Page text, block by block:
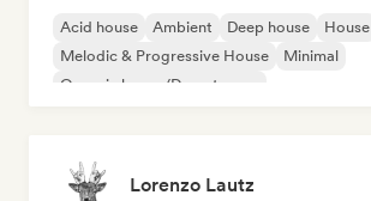
Acid house Ambient Deep house House
Melodic & Progressive House
Minimal
Organic house/Downtempo
Lorenzo Lautz